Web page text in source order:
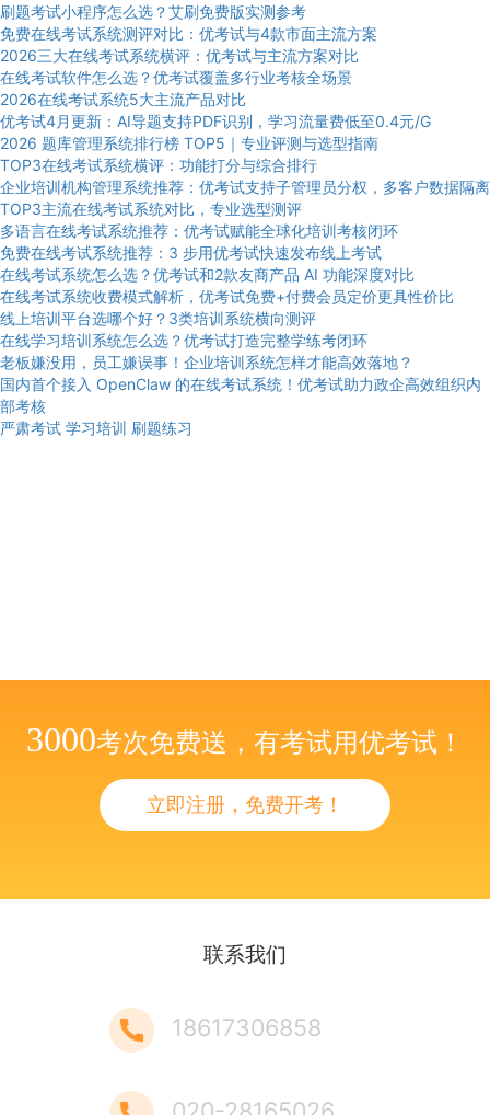
刷题考试小程序怎么选？艾刷免费版实测参考
免费在线考试系统测评对比：优考试与4款市面主流方案
2026三大在线考试系统横评：优考试与主流方案对比
在线考试软件怎么选？优考试覆盖多行业考核全场景
2026在线考试系统5大主流产品对比
优考试4月更新：AI导题支持PDF识别，学习流量费低至0.4元/G
2026 题库管理系统排行榜 TOP5｜专业评测与选型指南
TOP3在线考试系统横评：功能打分与综合排行
企业培训机构管理系统推荐：优考试支持子管理员分权，多客户数据隔离
TOP3主流在线考试系统对比，专业选型测评
多语言在线考试系统推荐：优考试赋能全球化培训考核闭环
免费在线考试系统推荐：3 步用优考试快速发布线上考试
在线考试系统怎么选？优考试和2款友商产品 AI 功能深度对比
在线考试系统收费模式解析，优考试免费+付费会员定价更具性价比
线上培训平台选哪个好？3类培训系统横向测评
在线学习培训系统怎么选？优考试打造完整学练考闭环
老板嫌没用，员工嫌误事！企业培训系统怎样才能高效落地？
国内首个接入 OpenClaw 的在线考试系统！优考试助力政企高效组织内
部考核
严肃考试 学习培训 刷题练习
3000考次免费送，有考试用优考试！
立即注册，免费开考！
联系我们
18617306858